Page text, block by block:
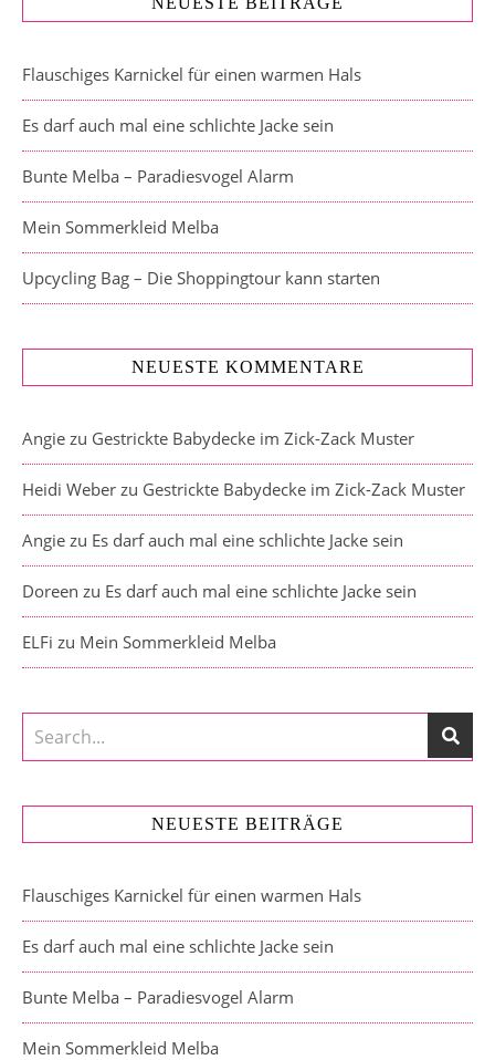
Flauschiges Karnickel für einen warmen Hals
Es darf auch mal eine schlichte Jacke sein
Bunte Melba – Paradiesvogel Alarm
Mein Sommerkleid Melba
Upcycling Bag – Die Shoppingtour kann starten
NEUESTE KOMMENTARE
Angie zu Gestrickte Babydecke im Zick-Zack Muster
Heidi Weber zu Gestrickte Babydecke im Zick-Zack Muster
Angie zu Es darf auch mal eine schlichte Jacke sein
Doreen zu Es darf auch mal eine schlichte Jacke sein
ELFi zu Mein Sommerkleid Melba
NEUESTE BEITRÄGE
Flauschiges Karnickel für einen warmen Hals
Es darf auch mal eine schlichte Jacke sein
Bunte Melba – Paradiesvogel Alarm
Mein Sommerkleid Melba